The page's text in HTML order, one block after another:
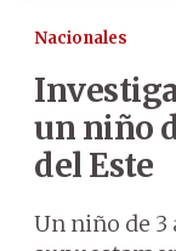
Nacionales
un niño
del Este
Un niño de 3